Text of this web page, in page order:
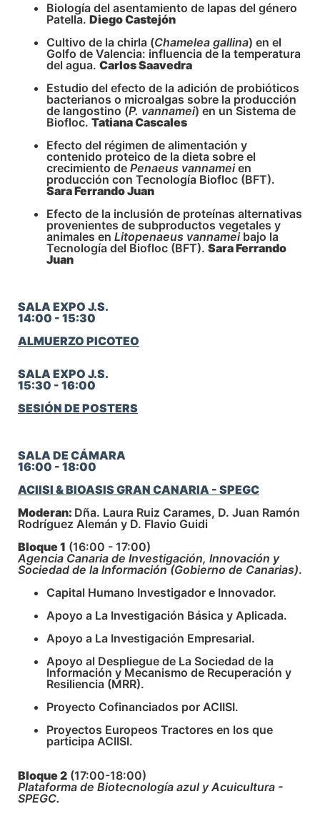
Biología del asentamiento de lapas del género
Patella. Diego Castejón
Cultivo de la chirla (Chamelea gallina) en el
Golfo de Valencia: influencia de la temperatura
del agua. Carlos Saavedra
Estudio del efecto de la adición de probióticos
bacterianos o microalgas sobre la producción
de langostino (P. vannamei) en un Sistema de
Biofloc. Tatiana Cascales
Efecto del régimen de alimentación y
contenido proteico de la dieta sobre el
crecimiento de Penaeus vannameien
producción con Tecnología Biofloc (BFT).
Sara Ferrando Juan
Efecto de la inclusión de proteínas alternativas
provenientes de subproductos vegetales y
animales en Litopenaeus vannameibajo la
Tecnología del Biofloc (BFT). Sara Ferrando
Juan
SALA EXPO J.S.
14:00 - 15:30
ALMUERZO PICOTEO
SALA EXPO J.S.
15:30 - 16:00
SESIÓN DE POSTERS
SALA DE CÁMARA
16:00 - 18:00
ACIISI & BIOASIS GRAN CANARIA - SPEGC
Moderan: Dña. Laura Ruiz Carames, D. Juan Ramón
Rodríguez Alemán y D. Flavio Guidi
Bloque 1 (16:00 - 17:00)
Agencia Canaria de Investigación, Innovación y
Sociedad de la Información (Gobierno de Canarias).
Capital Humano Investigador e Innovador.
Apoyo a La Investigación Básica y Aplicada.
Apoyo a La Investigación Empresarial.
Apoyo al Despliegue de La Sociedad de la
Información y Mecanismo de Recuperación y
Resiliencia (MRR).
Proyecto Cofinanciados por ACIISI.
Proyectos Europeos Tractores en los que
participa ACIISI.
Bloque 2 (17:00-18:00)
Plataforma de Biotecnología azul y Acuicultura -
SPEGC.